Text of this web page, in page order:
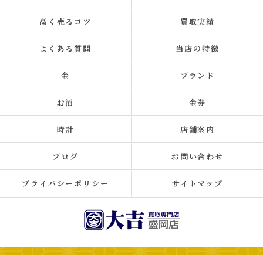
高く売るコツ 買取実績
よくある質問 当店の特徴
金 ブランド
お酒 金券
時計 店舗案内
ブログ お問い合わせ
プライバシーポリシー サイトマップ